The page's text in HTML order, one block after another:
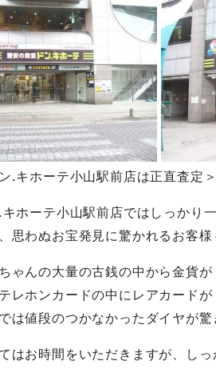
.キホーテ小山駅前店は正直査定＞
ホーテ小山駅前店ではしっかり
思わぬお宝発見に驚かれるお客様
ゃんの大量の古銭の中から金貨が
レホンカードの中にレアカードが
は値段のつかなかったダイヤが驚
はお時間をいただきますが、しっ